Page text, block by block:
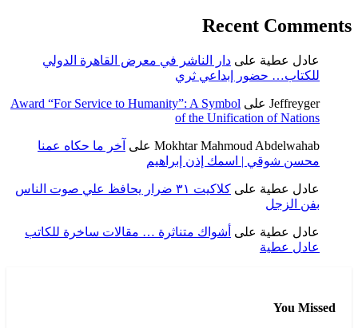
Recent Comments
عادل عطية على دار الناشر في معرض القاهرة الدولي
للكتاب… حضور إبداعي ثري
Jeffreyger على Award “For Service to Humanity”: A Symbol
of the Unification of Nations
Mokhtar Mahmoud Abdelwahab على آخر ما حكاه عمنا
محسن شوقي | اسمك إذن إبراهيم
عادل عطية على
كلاكيت ٣١ ضرار يحافظ علي صوت الناس
بفن الزجل
عادل عطية على أشواك متناثرة … مقالات ساخرة للكاتب
عادل عطية
You Missed